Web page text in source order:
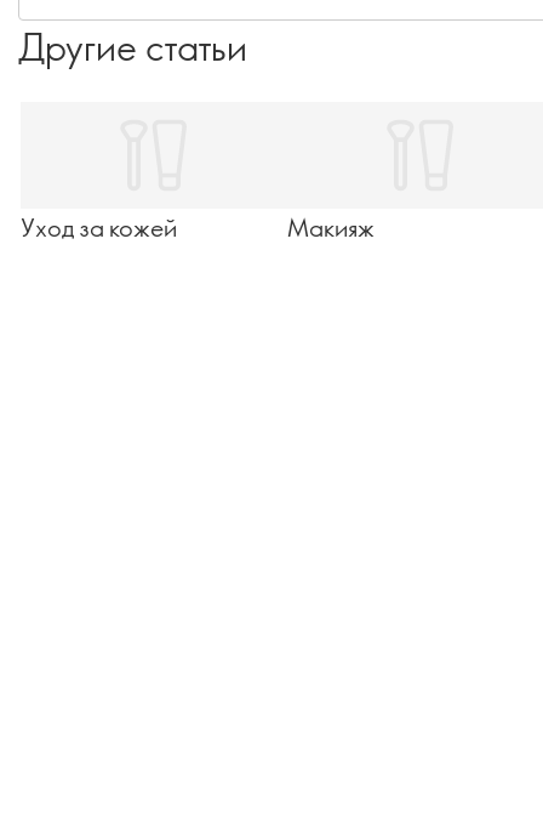
"я" - с макияжем и без него.
Другие статьи
Уход за кожей Макияж